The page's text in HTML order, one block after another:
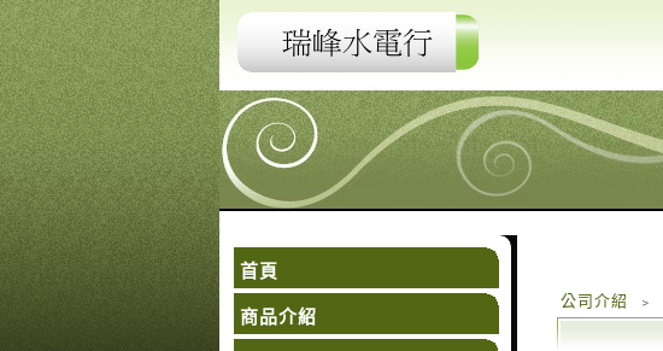
公司介紹 ﹥
首頁
商品介紹